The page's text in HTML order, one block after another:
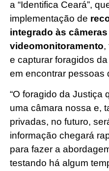
a “Identifica Ceará”,
implementação de
integrado às câmeras
videomonitoramento,
e capturar foragidos
em encontrar pessoas
“O foragido da Justiça
uma câmara nossa e,
privadas, no futuro,
informação chegará
para fazer a
testando há algum